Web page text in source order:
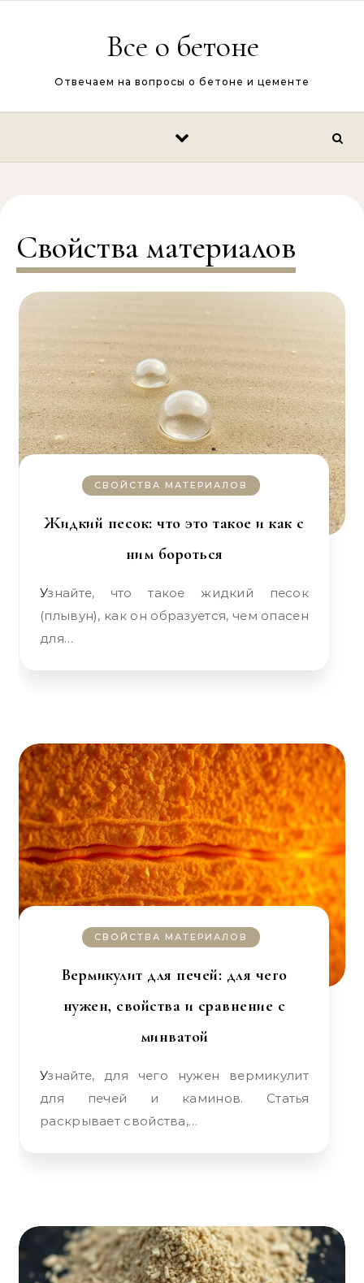
Все о бетоне
Отвечаем на вопросы о бетоне и цементе
Свойства материалов
СВОЙСТВА МАТЕРИАЛОВ
Жидкий песок: что это такое и как с
ним бороться
Узнайте, что такое жидкий песок
(плывун), как он образуется, чем опасен
для…
СВОЙСТВА МАТЕРИАЛОВ
Вермикулит для печей: для чего
нужен, свойства и сравнение с
минватой
Узнайте, для чего нужен вермикулит
для печей и каминов. Статья
раскрывает свойства,…